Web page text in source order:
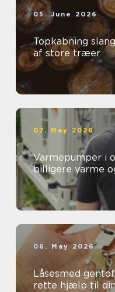
05. June 2026
Topkabning slangerup sikker
af store træer
07. May 2026
Varmepumper i
billigere varme
06. May 2026
Låsesmed gentofte sådan vælger
rette hjælp til